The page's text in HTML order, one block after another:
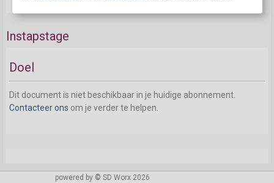
Instapstage
Doel
Dit document is niet beschikbaar in je huidige abonnement.
Contacteer ons om je verder te helpen.
Federaal kader
powered by © SD Worx 2026